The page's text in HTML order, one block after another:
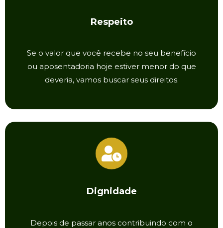
Respeito
Se o valor que você recebe no seu benefício
ou aposentadoria hoje estiver menor do que
deveria, vamos buscar seus direitos.
Dignidade
Depois de passar anos contribuindo com o